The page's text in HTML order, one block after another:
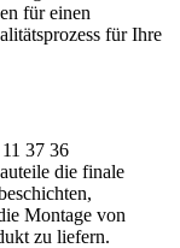
für einen
für Ihre
die finale
Montage von
zu liefern.